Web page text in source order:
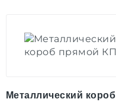
Металлический короб